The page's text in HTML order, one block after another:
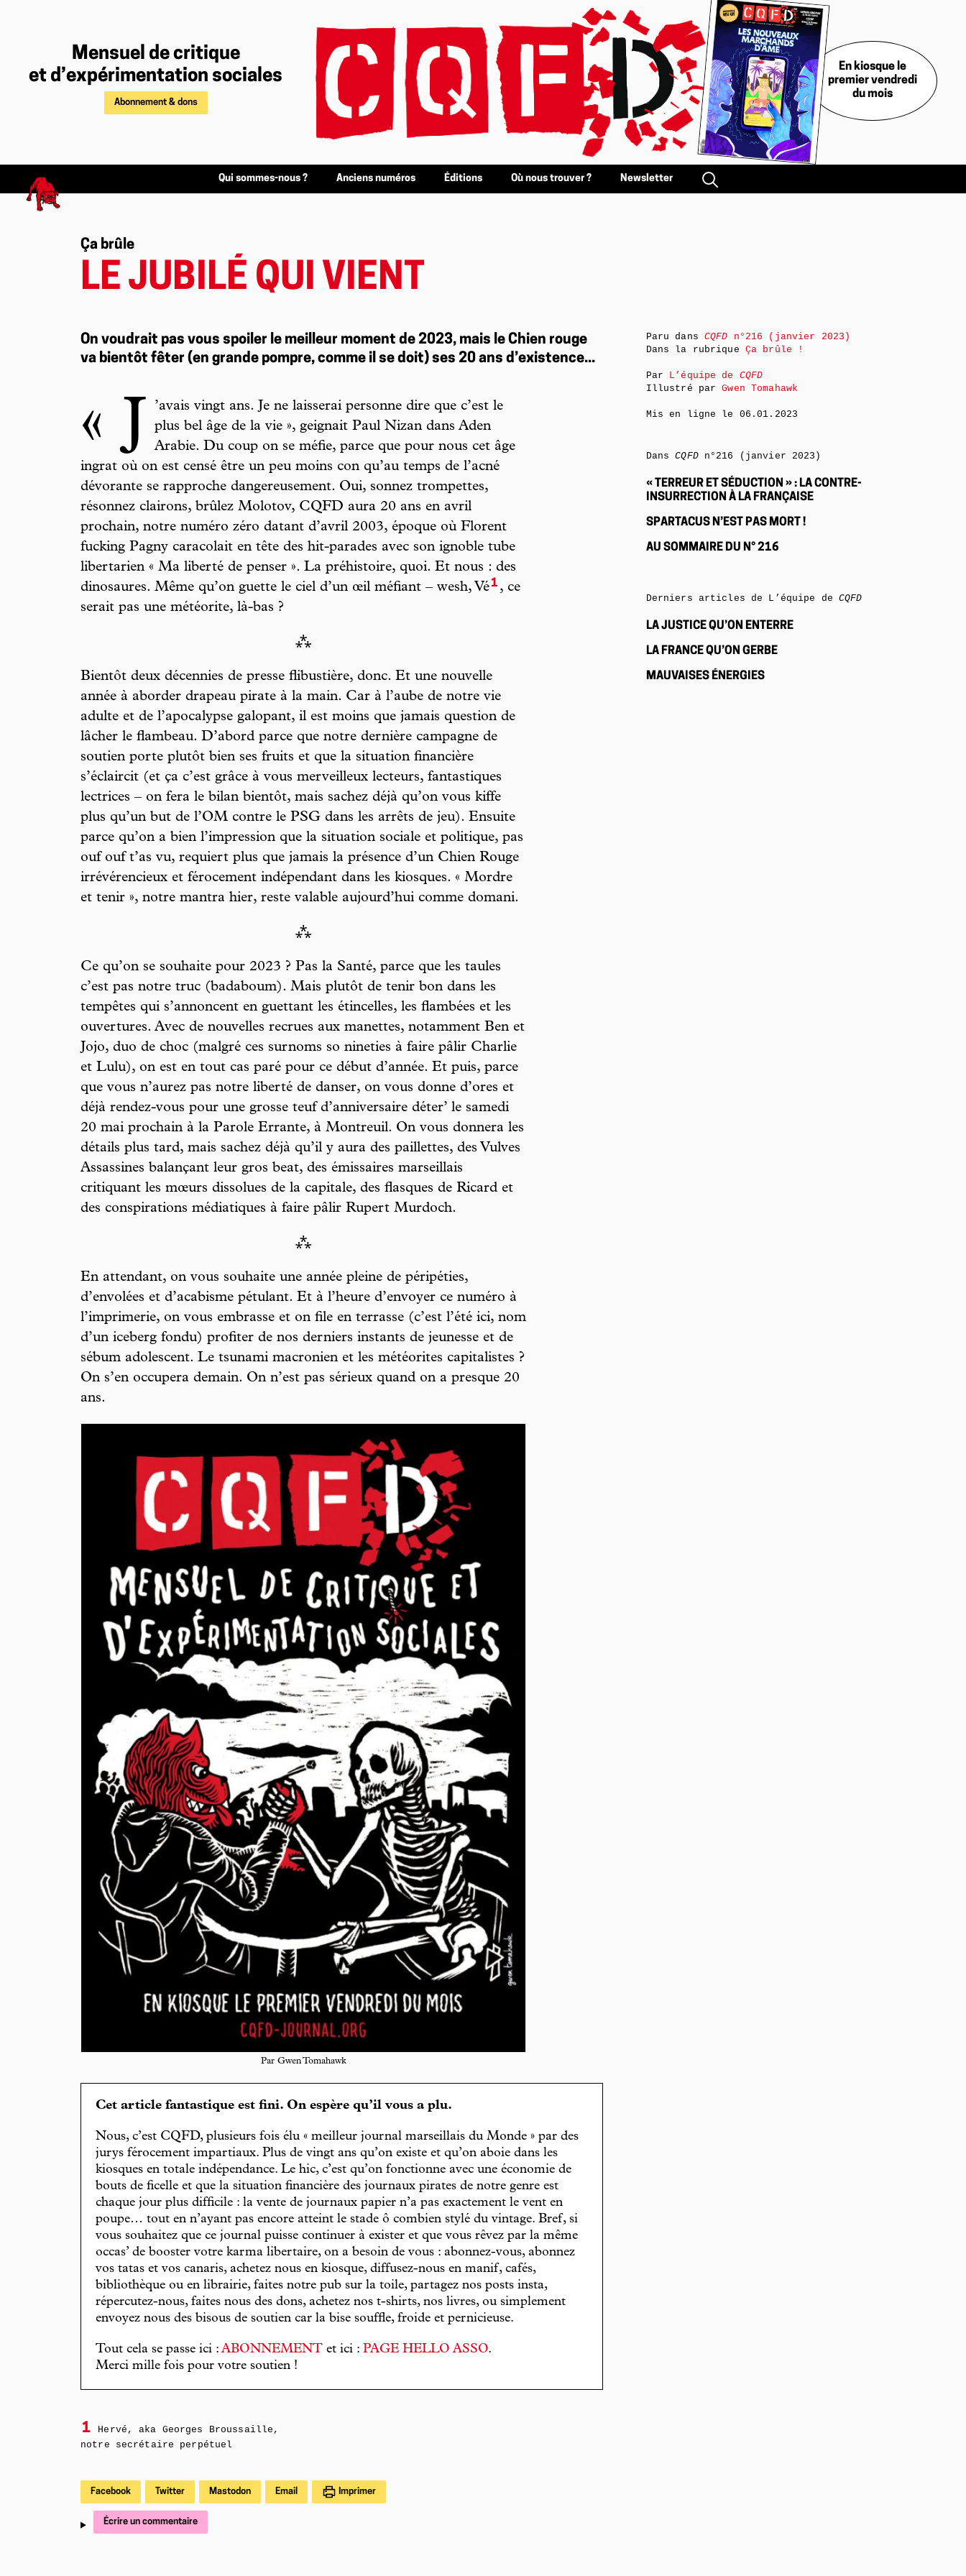
Mensuel de critique
et d’expérimentation sociales
Abonnement & dons
En kiosque le
premier vendredi
du mois
Qui sommes-nous ? Anciens numéros Éditions Où nous trouver ? Newsletter
Ça brûle
LE JUBILÉ QUI VIENT
On voudrait pas vous spoiler le meilleur moment de 2023, mais le Chien rouge
va bientôt fêter (en grande pompre, comme il se doit) ses 20 ans d’existence...
« J
’avais vingt ans. Je ne laisserai personne dire que c’est le
plus bel âge de la vie », geignait Paul Nizan dans Aden
Arabie. Du coup on se méfie, parce que pour nous cet âge
ingrat où on est censé être un peu moins con qu’au temps de l’acné
dévorante se rapproche dangereusement. Oui, sonnez trompettes,
résonnez clairons, brûlez Molotov, CQFD aura 20 ans en avril
prochain, notre numéro zéro datant d’avril 2003, époque où Florent
fucking Pagny caracolait en tête des hit-parades avec son ignoble tube
libertarien « Ma liberté de penser ». La préhistoire, quoi. Et nous : des
dinosaures. Même qu’on guette le ciel d’un œil méfiant – wesh, Vé1 , ce
serait pas une météorite, là-bas ?
⁂
Bientôt deux décennies de presse flibustière, donc. Et une nouvelle
année à aborder drapeau pirate à la main. Car à l’aube de notre vie
adulte et de l’apocalypse galopant, il est moins que jamais question de
lâcher le flambeau. D’abord parce que notre dernière campagne de
soutien porte plutôt bien ses fruits et que la situation financière
s’éclaircit (et ça c’est grâce à vous merveilleux lecteurs, fantastiques
lectrices – on fera le bilan bientôt, mais sachez déjà qu’on vous kiffe
plus qu’un but de l’OM contre le PSG dans les arrêts de jeu). Ensuite
parce qu’on a bien l’impression que la situation sociale et politique, pas
ouf ouf t’as vu, requiert plus que jamais la présence d’un Chien Rouge
irrévérencieux et férocement indépendant dans les kiosques. « Mordre
et tenir », notre mantra hier, reste valable aujourd’hui comme domani.
⁂
Ce qu’on se souhaite pour 2023 ? Pas la Santé, parce que les taules
c’est pas notre truc (badaboum). Mais plutôt de tenir bon dans les
tempêtes qui s’annoncent en guettant les étincelles, les flambées et les
ouvertures. Avec de nouvelles recrues aux manettes, notamment Ben et
Jojo, duo de choc (malgré ces surnoms so nineties à faire pâlir Charlie
et Lulu), on est en tout cas paré pour ce début d’année. Et puis, parce
que vous n’aurez pas notre liberté de danser, on vous donne d’ores et
déjà rendez-vous pour une grosse teuf d’anniversaire déter’ le samedi
20 mai prochain à la Parole Errante, à Montreuil. On vous donnera les
détails plus tard, mais sachez déjà qu’il y aura des paillettes, des Vulves
Assassines balançant leur gros beat, des émissaires marseillais
critiquant les mœurs dissolues de la capitale, des flasques de Ricard et
des conspirations médiatiques à faire pâlir Rupert Murdoch.
⁂
En attendant, on vous souhaite une année pleine de péripéties,
d’envolées et d’acabisme pétulant. Et à l’heure d’envoyer ce numéro à
l’imprimerie, on vous embrasse et on file en terrasse (c’est l’été ici, nom
d’un iceberg fondu) profiter de nos derniers instants de jeunesse et de
sébum adolescent. Le tsunami macronien et les météorites capitalistes ?
On s’en occupera demain. On n’est pas sérieux quand on a presque 20
ans.
Par Gwen Tomahawk
Cet article fantastique est fini. On espère qu’il vous a plu.
Nous, c’est CQFD, plusieurs fois élu « meilleur journal marseillais du Monde » par des
jurys férocement impartiaux. Plus de vingt ans qu’on existe et qu’on aboie dans les
kiosques en totale indépendance. Le hic, c’est qu’on fonctionne avec une économie de
bouts de ficelle et que la situation financière des journaux pirates de notre genre est
chaque jour plus difficile : la vente de journaux papier n’a pas exactement le vent en
poupe… tout en n’ayant pas encore atteint le stade ô combien stylé du vintage. Bref, si
vous souhaitez que ce journal puisse continuer à exister et que vous rêvez par la même
occas’ de booster votre karma libertaire, on a besoin de vous : abonnez-vous, abonnez
vos tatas et vos canaris, achetez nous en kiosque, diffusez-nous en manif, cafés,
bibliothèque ou en librairie, faites notre pub sur la toile, partagez nos posts insta,
répercutez-nous, faites nous des dons, achetez nos t-shirts, nos livres, ou simplement
envoyez nous des bisous de soutien car la bise souffle, froide et pernicieuse.
Tout cela se passe ici : ABONNEMENT et ici : PAGE HELLO ASSO.
Merci mille fois pour votre soutien !
1
Hervé, aka Georges Broussaille,
notre secrétaire perpétuel
Facebook Twitter Mastodon Email Imprimer
Écrire un commentaire
Paru dans CQFD n°216 (janvier 2023)
Dans la rubrique Ça brûle !
Par L’équipe de CQFD
Illustré parGwen Tomahawk
Mis en ligne le 06.01.2023
DansCQFDn°216 (janvier 2023)
« TERREUR ET SÉDUCTION » : LA CONTRE-
INSURRECTION À LA FRANÇAISE
SPARTACUS N’EST PAS MORT !
AU SOMMAIRE DU N° 216
Derniers articles de L’équipe de CQFD
LA JUSTICE QU’ON ENTERRE
LA FRANCE QU’ON GERBE
MAUVAISES ÉNERGIES